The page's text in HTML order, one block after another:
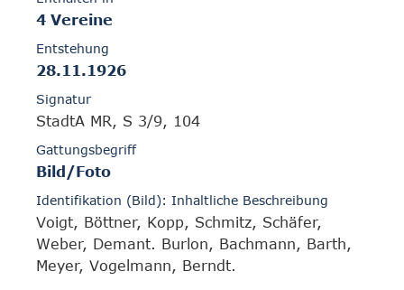
4 Vereine
Entstehung
28.11.1926
Signatur
StadtA MR, S 3/9, 104
Gattungsbegriff
Bild/Foto
Identifikation (Bild): Inhaltliche Beschreibung
Voigt, Böttner, Kopp, Schmitz, Schäfer,
Weber, Demant. Burlon, Bachmann, Barth,
Meyer, Vogelmann, Berndt.